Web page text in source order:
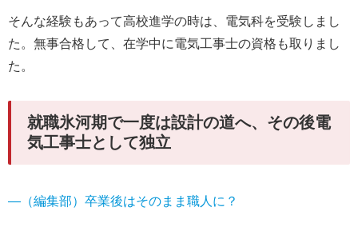
そんな経験もあって高校進学の時は、電気科を受験しまし
た。無事合格して、在学中に電気工事士の資格も取りまし
た。
就職氷河期で一度は設計の道へ、その後電
気工事士として独立
―（編集部）卒業後はそのまま職人に？